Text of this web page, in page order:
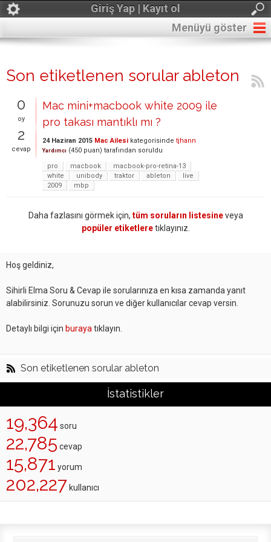
Giriş Yap | Kayıt ol
Menüyü göster
Son etiketlenen sorular ableton
0
oy
2
cevap
Mac mini+macbook white 2009 ile
pro takası mantıklı mı ?
24 Haziran 2015 Mac Ailesi kategorisinde tjhann
Yardımcı (450 puan) tarafından soruldu
pro
macbook
macbook-pro-retina-13
white
unibody traktor ableton
live
2009
mbp
Daha fazlasını görmek için, tüm soruların listesineveya
popüler etiketleretıklayınız.
Hoş geldiniz,
Sihirli Elma Soru & Cevap ile sorularınıza en kısa zamanda yanıt
alabilirsiniz. Sorunuzu sorun ve diğer kullanıcılar cevap versin.
Detaylı bilgi için buraya tıklayın.
Son etiketlenen sorular ableton
İstatistikler
19,364 soru
22,785 cevap
15,871 yorum
202,227 kullanıcı